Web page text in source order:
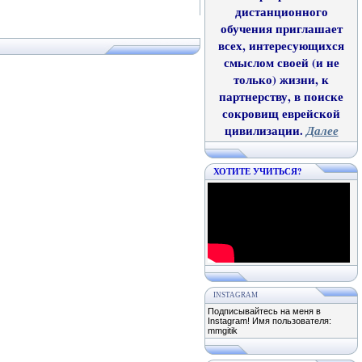
дистанционного
обучения приглашает
всех, интересующихся
смыслом своей (и не
только) жизни, к
партнерству, в поиске
сокровищ еврейской
цивилизации.Далее
ХОТИТЕ УЧИТЬСЯ?
INSTAGRAM
Подписывайтесь на меня в
Instagram! Имя пользователя:
mmgitik